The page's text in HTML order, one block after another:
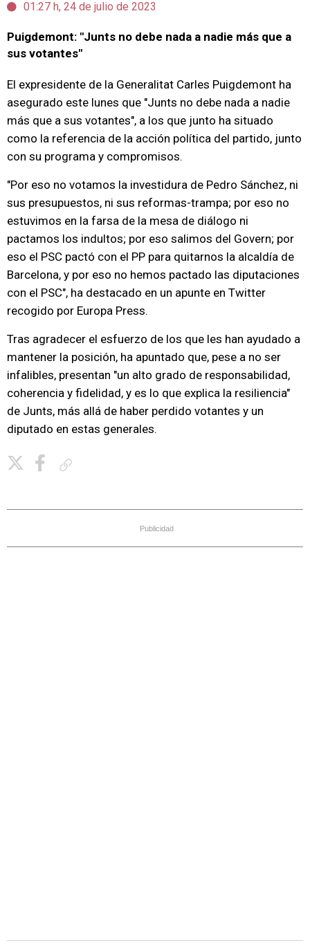
01:27 h, 24 de julio de 2023
Puigdemont: "Junts no debe nada a nadie más que a
sus votantes"
El expresidente de la Generalitat Carles Puigdemont ha
asegurado este lunes que "Junts no debe nada a nadie
más que a sus votantes", a los que junto ha situado
como la referencia de la acción política del partido, junto
con su programa y compromisos.
"Por eso no votamos la investidura de Pedro Sánchez, ni
sus presupuestos, ni sus reformas-trampa; por eso no
estuvimos en la farsa de la mesa de diálogo ni
pactamos los indultos; por eso salimos del Govern; por
eso el PSC pactó con el PP para quitarnos la alcaldía de
Barcelona, y por eso no hemos pactado las diputaciones
con el PSC", ha destacado en un apunte en Twitter
recogido por Europa Press.
Tras agradecer el esfuerzo de los que les han ayudado a
mantener la posición, ha apuntado que, pese a no ser
infalibles, presentan "un alto grado de responsabilidad,
coherencia y fidelidad, y es lo que explica la resiliencia"
de Junts, más allá de haber perdido votantes y un
diputado en estas generales.
Publicidad